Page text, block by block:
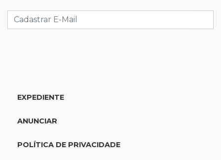
para tapa-buracos na Capital
15:53Feriadão
só volta na próxima quarta
15:45 Vídeo
EXPEDIENTE
ANUNCIAR
POLÍTICA DE PRIVACIDADE